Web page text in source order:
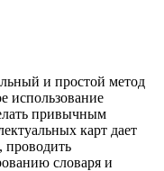
и простой метод
использование
привычным
карт дает
проводить
словаря и